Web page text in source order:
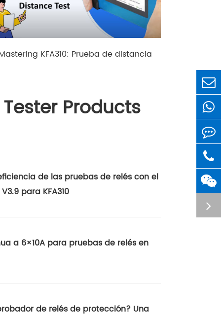
KFA310: Prueba de distancia
Products
de las pruebas de relés con el
para KFA310
a 6×10A para pruebas de relés en
de relés de protección? Una